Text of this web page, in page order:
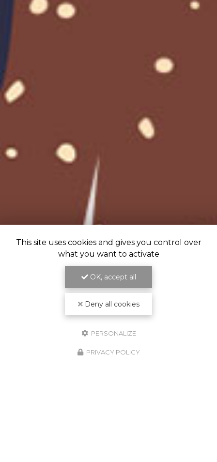
This site uses cookies and gives you control over
what you want to activate
OK, accept all
Deny all cookies
PERSONALIZE
PRIVACY POLICY